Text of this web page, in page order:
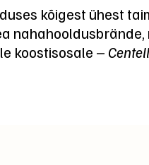
kõigest ühest
nahahooldusbrände,
koostisosale –